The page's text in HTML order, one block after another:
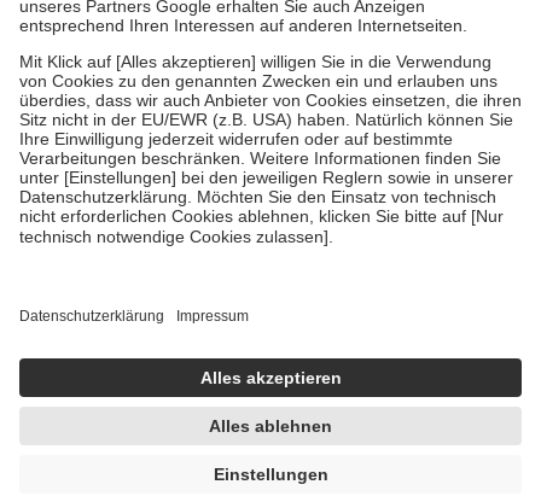
Um das Engagement der Versicherten für ihre eigene Gesundheit zu
stärken und die besondere Stellung der Familie zu unterstützen,
fallenkeine Zuzahlungenan bei:
• Kindern und Jugendlichen bis zum vollendeten 18. Lebensjahr
mit Ausnahme der Fahrkosten
• Untersuchungen zur Vorsorge und Früherkennung, die von der
GKV getragen werden
• empfohlenen Schutzimpfungen
• Harn- und Blutteststreifen
getroffen, um sicherzustellen, dass es sich um echte Bewertungen
https://help.etrusted.com/hc/de/articles/4419944605341
Einige Bilder und Inhalte wurden unter Zuhilfenahme künstlicher